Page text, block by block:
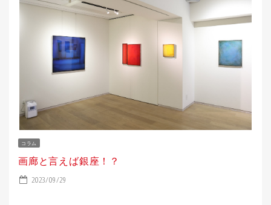
コラム
画廊と言えば銀座！？
2023/09/29